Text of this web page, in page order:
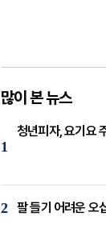
많이 본 뉴스
1
청년피자, 요기요
2 팔 들기 어려운 오